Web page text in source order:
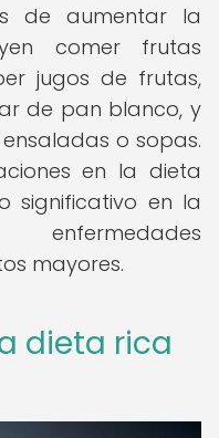
de aumentar la
comer frutas
jugos de frutas,
de pan blanco, y
o sopas.
en la dieta
significativo en la
mayores.
dieta rica